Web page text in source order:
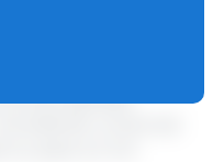
de euros, mas
superiores às de
preços globais
comercial
para 4,4 mil